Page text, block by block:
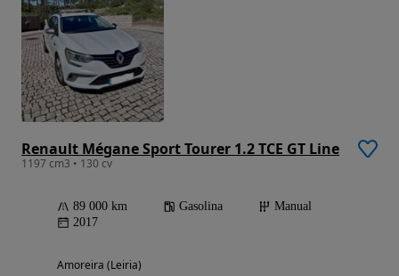
Renault Mégane Sport Tourer 1.2 TCE GT Line
1197 cm3 • 130 cv
89 000 km Gasolina
Manual
2017
Amoreira (Leiria)